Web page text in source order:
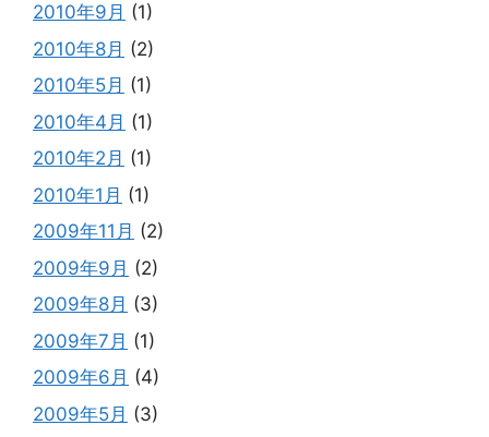
2010年9月 (1)
2010年8月 (2)
2010年5月 (1)
2010年4月 (1)
2010年2月 (1)
2010年1月 (1)
2009年11月 (2)
2009年9月 (2)
2009年8月 (3)
2009年7月 (1)
2009年6月 (4)
2009年5月 (3)